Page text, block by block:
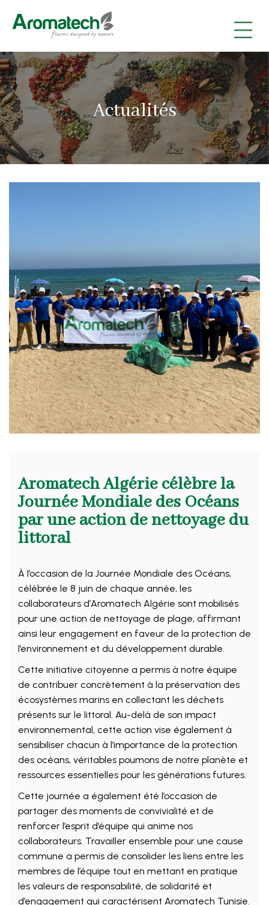
|
|
|
Actualités
Aromatech Algérie célèbre la
Journée Mondiale des Océans
par une action de nettoyage du
littoral
À l’occasion de la Journée Mondiale des Océans,
célébrée le 8 juin de chaque année, les
collaborateurs d’Aromatech Algérie sont mobilisés
pour une action de nettoyage de plage, affirmant
ainsi leur engagement en faveur de la protection de
l’environnement et du développement durable.
Cette initiative citoyenne a permis à notre équipe
de contribuer concrètement à la préservation des
écosystèmes marins en collectant les déchets
présents sur le littoral. Au-delà de son impact
environnemental, cette action vise également à
sensibiliser chacun à l’importance de la protection
des océans, véritables poumons de notre planète et
ressources essentielles pour les générations futures.
Cette journée a également été l’occasion de
partager des moments de convivialité et de
renforcer l’esprit d’équipe qui anime nos
collaborateurs. Travailler ensemble pour une cause
commune a permis de consolider les liens entre les
membres de l’équipe tout en mettant en pratique
les valeurs de responsabilité, de solidarité et
d’engagement qui caractérisent Aromatech Tunisie.